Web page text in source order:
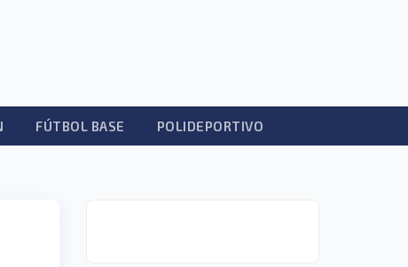
FÚTBOL BASE POLIDEPORTIVO